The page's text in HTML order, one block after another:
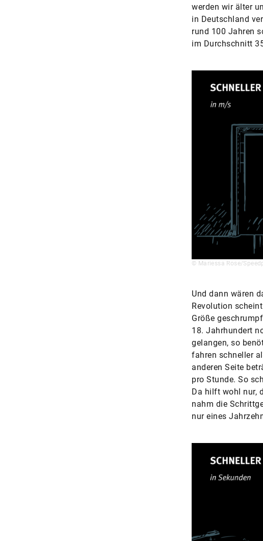
werden wir älter
in Deutschland
rund 100 Jahren
im Durchschnitt
© Mariessa Rose/
Und dann wären
Revolution
Größe
18. Jahrhundert
gelangen, so
fahren schneller
anderen Seite
pro Stunde. So
Da hilft wohl nur,
nahm die
nur eines